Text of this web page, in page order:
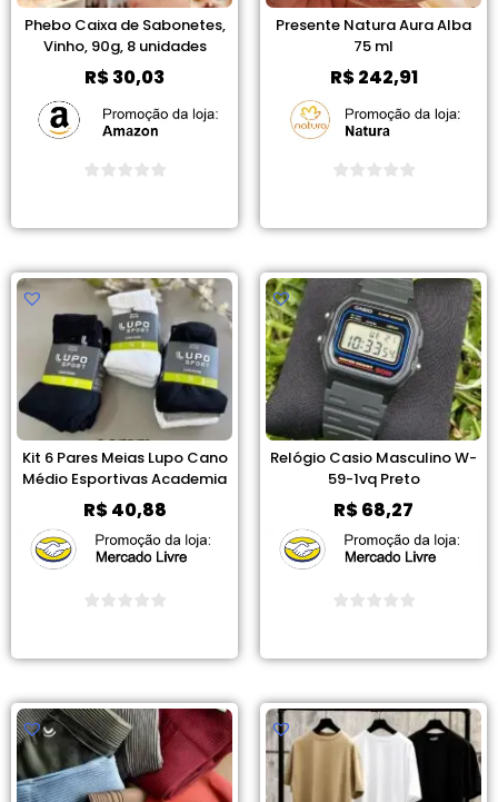
Phebo Caixa de Sabonetes,
Vinho, 90g, 8 unidades
R$30,03
Presente Natura Aura Alba
75 ml
R$242,91
Kit 6 Pares Meias Lupo Cano
Médio Esportivas Academia
R$40,88
Relógio Casio Masculino W-
59-1vq Preto
R$68,27